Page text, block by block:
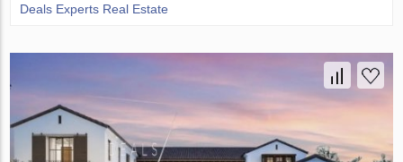
Deals Experts Real Estate